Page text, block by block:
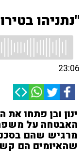
"נתניהו
23:06
ינון ובן פתחו את
האבטחה על
מרגיש שהם
שהאיומים הם